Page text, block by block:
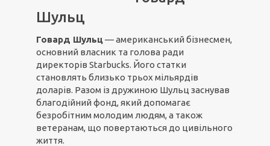
Шульц
Говард Шульц— американський бізнесмен,
основний власник та голова ради
директорів Starbucks. Його статки
становлять близько трьох мільярдів
доларів. Разом із дружиною Шульц заснував
благодійний фонд, який допомагає
безробітним молодим людям, а також
ветеранам, що повертаються до цивільного
життя.